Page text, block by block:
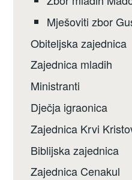
Mješoviti zbor
Obiteljska zajednica
Zajednica mladih
Ministranti
Dječja igraonica
Zajednica Krvi
Biblijska zajednica
Zajednica Cenakul